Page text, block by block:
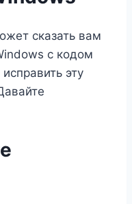
сказать вам
с кодом
эту